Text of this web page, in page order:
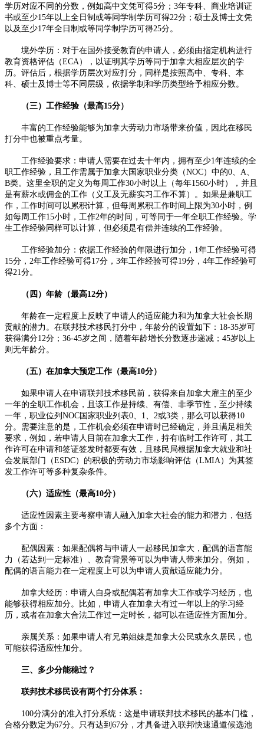
学历对应不同的分数，例如高中文凭可得5分；3年专科、商业培训证
书或至少15年以上全日制或等同学制学历可得22分；硕士及博士文凭
以及至少17年全日制或等同学制学历可得25分。​
境外学历：对于在国外接受教育的申请人，必须由指定机构进行
教育资格评估（ECA），以证明其学历等同于加拿大相应层次的学
历。评估后，根据学历层次对应打分，同样是按照高中、专科、本
科、硕士及博士等不同层级，依据学制和学历类型给予相应分数。​
（三）工作经验（最高15分）​
丰富的工作经验能够为加拿大劳动力市场带来价值，因此在移民
打分中也被重点考量。​
工作经验要求：申请人需要在过去十年内，拥有至少1年连续的全
职工作经验，且工作需属于加拿大国家职业分类（NOC）中的0、A、
B类。这里全职的定义为每周工作30小时以上（每年1560小时），并且
是有薪水或佣金的工作（义工及无薪实习工作不算）。如果是兼职工
作，工作时间可以累积计算，但每周累积工作时间上限为30小时，例
如每周工作15小时，工作2年的时间，可等同于一年全职工作经验。学
生工作经验同样可以计算，但必须是有偿并连续的工作经验。​
工作经验加分：依据工作经验的年限进行加分，1年工作经验可得
15分，2年工作经验可得17分，3年工作经验可得19分，4年工作经验可
得21分。​
（四）年龄（最高12分）​
年龄在一定程度上反映了申请人的适应能力和为加拿大社会长期
贡献的潜力。在联邦技术移民打分中，年龄分的设置如下：18-35岁可
获得满分12分；36-45岁之间，随着年龄增长分数逐步递减；45岁以上
则无年龄分。​
（五）在加拿大预定工作（最高10分）​
如果申请人在申请联邦技术移民前，获得来自加拿大雇主的至少
一年的全职工作机会，且该工作是持续、有偿、非季节性，至少持续
一年，职业位列NOC国家职业列表0、1、2或3类，那么可以获得10
分。需要注意的是，工作机会必须在申请时已经确定，并且满足相关
要求，例如，若申请人目前在加拿大工作，持有临时工作许可，其工
作许可在申请和签证签发时都要有效，且移民局根据加拿大就业和社
会发展部门（ESDC）的积极的劳动力市场影响评估（LMIA）为其签
发工作许可等多种复杂条件。​
（六）适应性（最高10分）​
适应性因素主要考察申请人融入加拿大社会的能力和潜力，包括
多个方面：​
配偶因素：如果配偶将与申请人一起移民加拿大，配偶的语言能
力（若达到一定标准）、教育背景等可以为申请人带来加分。例如，
配偶的语言能力在一定程度上可以为申请人贡献适应能力分。​
加拿大经历：申请人自身或配偶若有加拿大工作或学习经历，也
能够获得相应加分。比如，申请人在加拿大有过一年以上的学习经
历，或者在加拿大合法工作过一定时长，都可以在适应性方面加分。​
亲属关系：如果申请人有兄弟姐妹是加拿大公民或永久居民，也
可能获得适应性加分。​
三、多少分能稳过？​
联邦技术移民设有两个打分体系：​
100分满分的准入打分系统：这是申请联邦技术移民的基本门槛，
合格分数定为67分。只有达到67分，才具备进入联邦快速通道候选池